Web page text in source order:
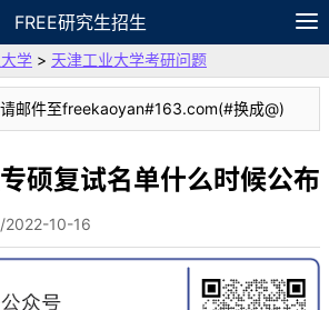
FREE研究生招生
题 APP 笔记
论坛
学 > 天津工业大学考研问题
邮件至freekaoyan#163.com(#换成@)
硕复试名单什么时候公布
2022-10-16